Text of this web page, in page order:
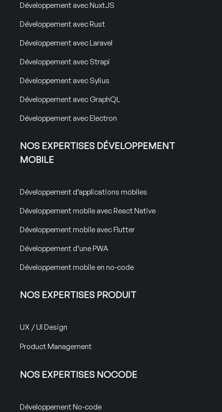
Développement avec NuxtJS
Développement avec Rust
Développement avec Laravel
Développement avec Strapi
Développement avec Sylius
Développement avec GraphQL
Développement avec Electron
NOS EXPERTISES DÉVELOPPEMENT
MOBILE
Développement d’applications mobiles
Développement mobile avec React Native
Développement mobile avec Flutter
Développement d’une PWA
Développement mobile en no-code
NOS EXPERTISES PRODUIT
UX / UI Design
Product Management
NOS EXPERTISES NOCODE
Développement No-code